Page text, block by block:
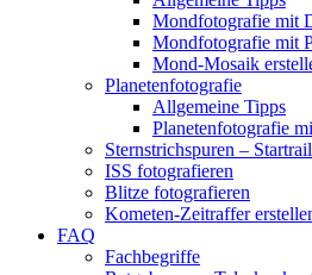
Mondfotografie mit
Mondfotografie mit
Mond-Mosaik
Planetenfotografie
Allgemeine Tipps
Planetenfotografie
Sternstrichspuren –
ISS fotografieren
Blitze fotografieren
Kometen-Zeitraffer
FAQ
Fachbegriffe